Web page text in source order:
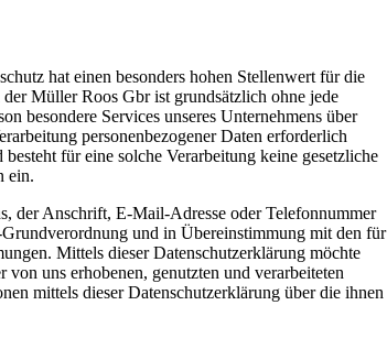
hat einen besonders hohen Stellenwert für die
Müller Roos Gbr ist grundsätzlich ohne jede
besondere Services unseres Unternehmens über
personenbezogener Daten erforderlich
für eine solche Verarbeitung keine gesetzliche
ein.
der Anschrift, E-Mail-Adresse oder Telefonnummer
und in Übereinstimmung mit den für
Mittels dieser Datenschutzerklärung möchte
uns erhobenen, genutzten und verarbeiteten
mittels dieser Datenschutzerklärung über die ihnen